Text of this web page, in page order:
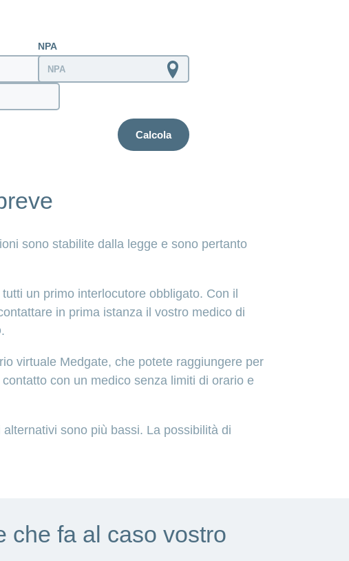
NPA
Calcola
sono stabilite dalla legge e sono pertanto
un primo interlocutore obbligato. Con il
in prima istanza il vostro medico di
virtuale Medgate, che potete raggiungere per
con un medico senza limiti di orario e
sono più bassi. La possibilità di
che fa al caso vostro